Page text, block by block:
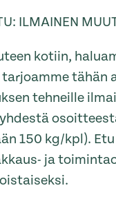
ILMAINEN
kotiin,
tähän
tehneille
150 kg/kpl).
ja